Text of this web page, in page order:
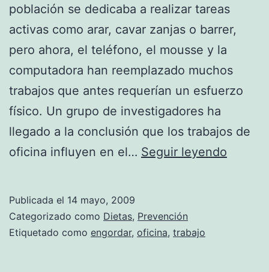
población se dedicaba a realizar tareas
activas como arar, cavar zanjas o barrer,
pero ahora, el teléfono, el mousse y la
computadora han reemplazado muchos
trabajos que antes requerían un esfuerzo
físico. Un grupo de investigadores ha
llegado a la conclusión que los trabajos de
oficina influyen en el… Seguir leyendo
Publicada el 14 mayo, 2009
Categorizado como Dietas, Prevención
Etiquetado como engordar, oficina, trabajo